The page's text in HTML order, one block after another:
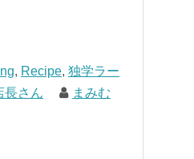
, Recipe, 独学ラー
長さん
まみむ